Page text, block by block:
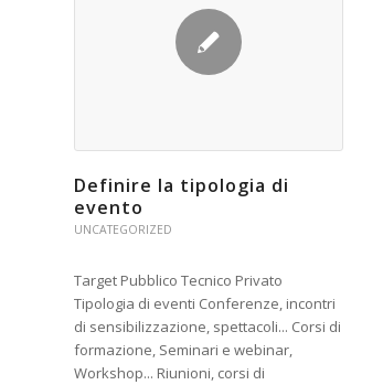
Definire la tipologia di
evento
UNCATEGORIZED
Target Pubblico Tecnico Privato
Tipologia di eventi Conferenze, incontri
di sensibilizzazione, spettacoli... Corsi di
formazione, Seminari e webinar,
Workshop... Riunioni, corsi di